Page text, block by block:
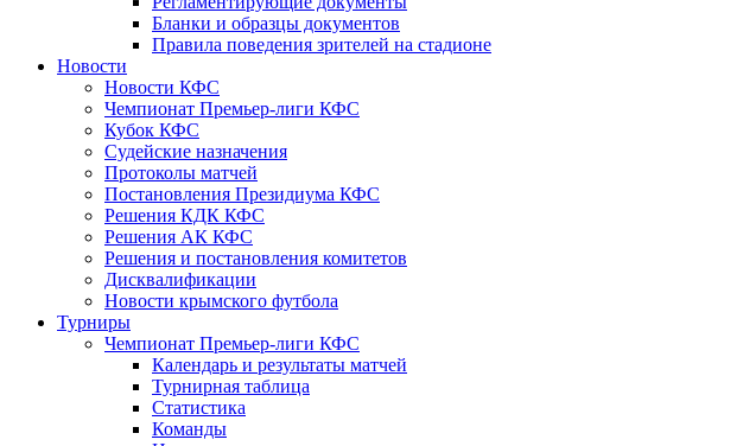
Бланки и образцы документов
Правила поведения зрителей на стадионе
Новости
Новости КФС
Чемпионат Премьер-лиги КФС
Кубок КФС
Судейские назначения
Протоколы матчей
Постановления Президиума КФС
Решения КДК КФС
Решения АК КФС
Решения и постановления комитетов
Дисквалификации
Новости крымского футбола
Турниры
Чемпионат Премьер-лиги КФС
Календарь и результаты матчей
Турнирная таблица
Статистика
Команды